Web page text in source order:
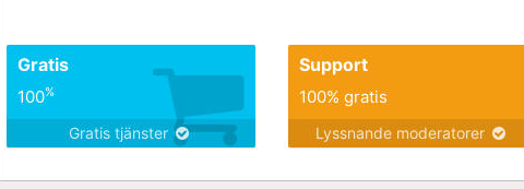
Gratis
100%
Gratis tjänster
Support
100% gratis
Lyssnande moderatorer